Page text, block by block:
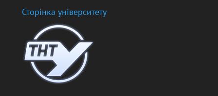
Сторінка університету